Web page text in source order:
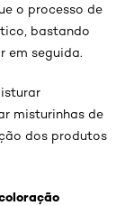
o processo de
bastando
em seguida.
misturinhas de
dos produtos